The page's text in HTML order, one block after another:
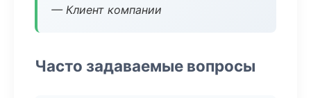
— Клиент компании
Часто задаваемые вопросы